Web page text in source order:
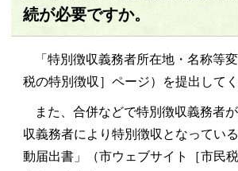
続が必要ですか。
「特別徴収義務者所在地・名称等
税の特別徴収］ページ）を提出してく
また、合併などで特別徴収義務者
収義務者により特別徴収となってい
動届出書」（市ウェブサイト［市民